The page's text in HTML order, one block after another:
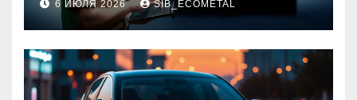
6 ИЮЛЯ 2026 SIB_ECOMETAL